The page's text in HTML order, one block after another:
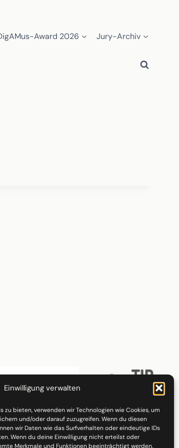
Einwilligung verwalten
zu bieten, verwenden wir Technologien wie Cookies, um
und/oder darauf zuzugreifen. Wenn du diesen
wir Daten wie das Surfverhalten oder eindeutige IDs
Wenn du deine Einwilligung nicht erteilst oder
Merkmale und Funktionen beeinträchtigt werden.
Award 2026 Jury-Archiv